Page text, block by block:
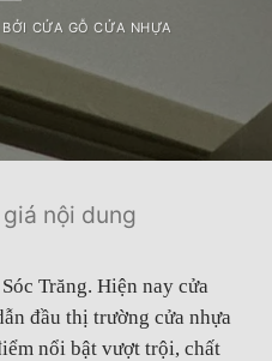
BỞI CỬA GỖ CỬA NHỰA
nội dung
Trăng. Hiện nay cửa
đầu thị trường cửa nhựa
nổi bật vượt trội, chất